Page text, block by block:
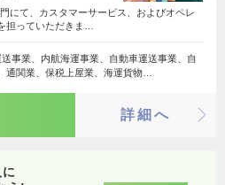
にて、カスタマーサービス、およびオペレ
担っていただきま…
事業、内航海運事業、自動車運送事業、自
通関業、保税上屋業、海運貨物…
詳細へ